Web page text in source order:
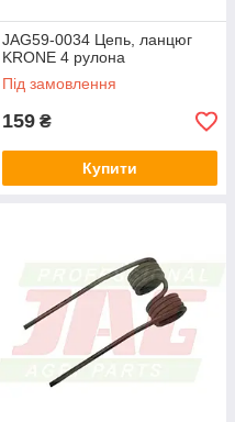
JAG59-0034 Цепь, ланцюг
KRONE 4 рулона
Під замовлення
159 ₴
Купити